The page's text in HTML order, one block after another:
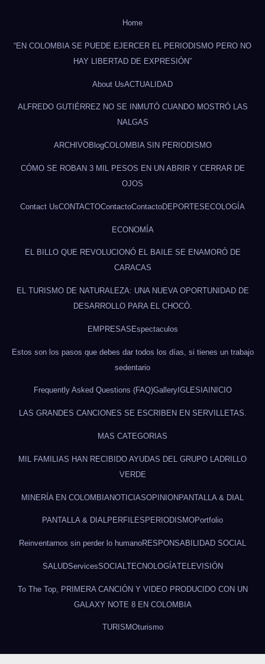
Home
“EN COLOMBIA SE PUEDE EJERCER EL PERIODISMO PERO NO
HAY LIBERTAD DE EXPRESIÓN”
About UsACTUALIDAD
ALFREDO GUTIÉRREZ NO SE INMUTÓ CUANDO MOSTRÓ LAS
NALGAS
ARCHIVOBlogCOLOMBIA SIN PERIODISMO
CÓMO SE ROBAN 3 MIL PESOS EN UN ABRIR Y CERRAR DE
OJOS
Contact UsCONTACTOContactoContactoDEPORTESECOLOGÍA
ECONOMÍA
EL BILLO QUE REVOLUCIONÓ EL BAILE SE ENAMORÓ DE
CARACAS
EL TURISMO DE NATURALEZA: UNA NUEVA OPORTUNIDAD DE
DESARROLLO PARA EL CHOCÓ.
EMPRESAS Espectaculos
Estos son los pasos que debes dar todos los días, si tienes un trabajo
sedentario
Frequently Asked Questions (FAQ)GalleryIGLESIAINICIO
LAS GRANDES CANCIONES SE ESCRIBEN EN SERVILLETAS.
MAS CATEGORIAS
MIL FAMILIAS HAN RECIBIDO AYUDAS DEL GRUPO LADRILLO
VERDE
MINERÍA EN COLOMBIANOTICIASOPINIONPANTALLA & DIAL
PANTALLA & DIALPERFILES PERIODISMOPortfolio
Reinventarnos sin perder lo humanoRESPONSABILIDAD SOCIAL
SALUDServicesSOCIAL TECNOLOGÍATELEVISIÓN
To The Top, PRIMERA CANCIÓN Y VIDEO PRODUCIDO CON UN
GALAXY NOTE 8 EN COLOMBIA
TURISMOturismo